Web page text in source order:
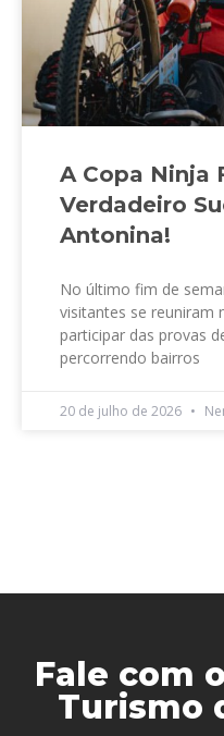
A Copa Ninja
Verdadeiro
Antonina!
No último fim de
visitantes se reuniram
participar das provas
percorrendo bairros
20 de julho de 2026
Fale com
Turismo